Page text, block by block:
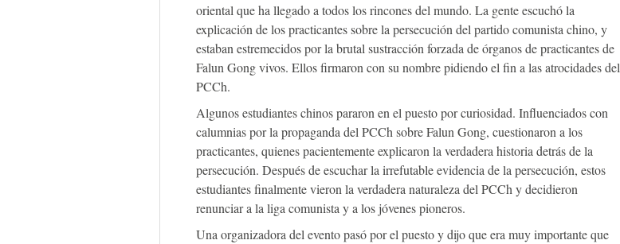
oriental que ha llegado a todos los rincones del mundo. La gente escuchó la
explicación de los practicantes sobre la persecución del partido comunista chino, y
estaban estremecidos por la brutal sustracción forzada de órganos de practicantes de
Falun Gong vivos. Ellos firmaron con su nombre pidiendo el fin a las atrocidades del
PCCh.
Algunos estudiantes chinos pararon en el puesto por curiosidad. Influenciados con
calumnias por la propaganda del PCCh sobre Falun Gong, cuestionaron a los
practicantes, quienes pacientemente explicaron la verdadera historia detrás de la
persecución. Después de escuchar la irrefutable evidencia de la persecución, estos
estudiantes finalmente vieron la verdadera naturaleza del PCCh y decidieron
renunciar a la liga comunista y a los jóvenes pioneros.
Una organizadora del evento pasó por el puesto y dijo que era muy importante que